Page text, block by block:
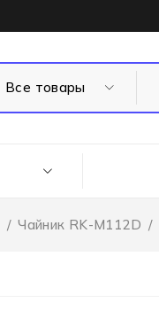
/ Чайник RK-M112D /